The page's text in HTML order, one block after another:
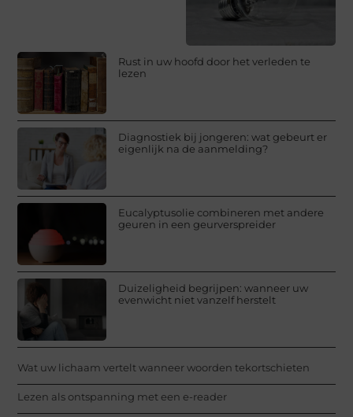
Rust in uw hoofd door het verleden te
lezen
Diagnostiek bij jongeren: wat gebeurt er
eigenlijk na de aanmelding?
Eucalyptusolie combineren met andere
geuren in een geurverspreider
Duizeligheid begrijpen: wanneer uw
evenwicht niet vanzelf herstelt
Wat uw lichaam vertelt wanneer woorden tekortschieten
Lezen als ontspanning met een e-reader